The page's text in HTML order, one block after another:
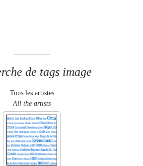
de tags image
Tous les artistes
All the artists